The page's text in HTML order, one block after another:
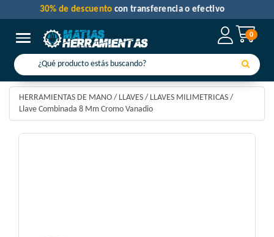
0
Toggle navigation
30% de descuentocon transferencia o efectivo
HERRAMIENTAS DE MANO / LLAVES / LLAVES MILIMETRICAS /
Llave Combinada 8 Mm Cromo Vanadio